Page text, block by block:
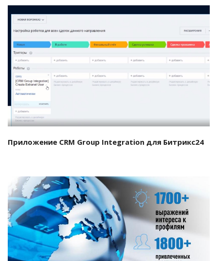
Смотреть проект
Приложение CRM Group Integration для Битрикс24
Смотреть проект